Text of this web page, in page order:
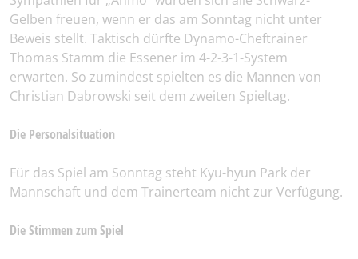
Gelben freuen, wenn er das am Sonntag nicht unter
Beweis stellt. Taktisch dürfte Dynamo-Cheftrainer
Thomas Stamm die Essener im 4-2-3-1-System
erwarten. So zumindest spielten es die Mannen von
Christian Dabrowski seit dem zweiten Spieltag.
Die Personalsituation
Für das Spiel am Sonntag steht Kyu-hyun Park der
Mannschaft und dem Trainerteam nicht zur Verfügung.
Die Stimmen zum Spiel